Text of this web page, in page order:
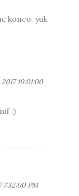
konco. yuk
10:01:00
:)
7:32:00 PM